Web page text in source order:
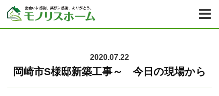
2020.07.22
岡崎市S様邸新築工事～ 今日の現場から